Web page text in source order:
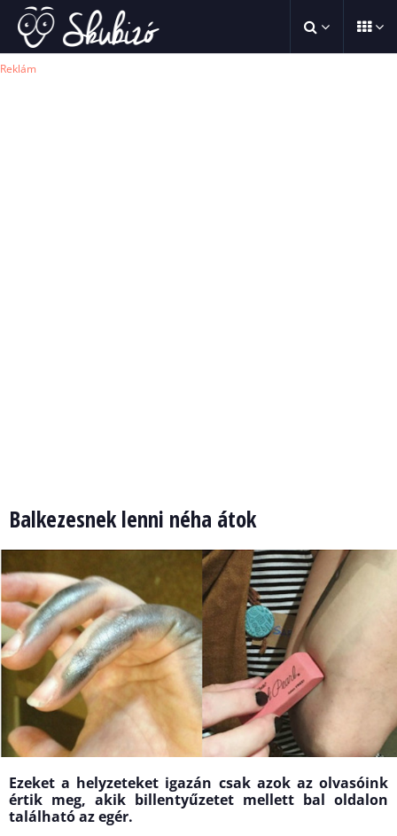
Reklám
Balkezesnek lenni néha átok
Ezeket a helyzeteket igazán csak azok az olvasóink
értik meg, akik billentyűzetet mellett bal oldalon
található az egér.